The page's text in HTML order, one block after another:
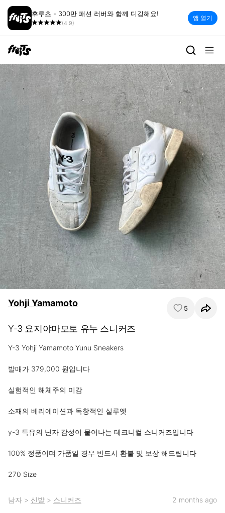
후루츠 - 300만 패션 러버와 함께 디깅해요!
(4.9)
앱 열기
Yohji Yamamoto 5
Y-3 요지야마모토 유누 스니커즈
Y-3 Yohji Yamamoto Yunu Sneakers
발매가 379,000 원입니다
실험적인 해체주의 미감
소재의 베리에이션과 독창적인 실루엣
y-3 특유의 닌자 감성이 뭍어나는 테크니컬 스니커즈입니다
100% 정품이며 가품일 경우 반드시 환불 및 보상 해드립니다
270 Size
남자 > 신발 > 스니커즈 2 months ago